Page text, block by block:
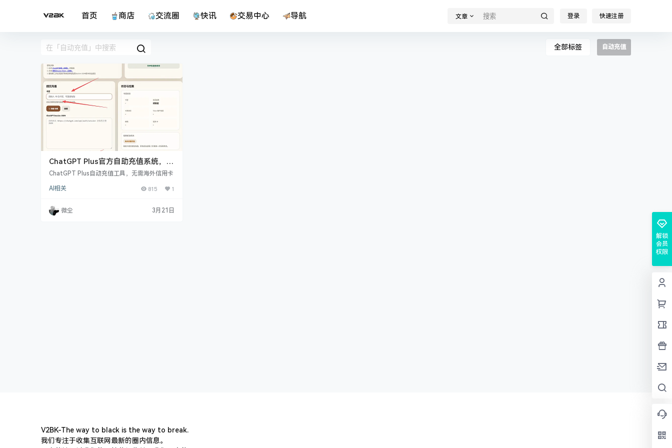
首页 商店 交流圈 快讯 交易中心 导航 文章 登录 快速注册
全部标签 自动充值
ChatGPT Plus官方自助充值系统，无
需海外支付方式，国内就能买
ChatGPT Plus自动充值工具，无需海外信用卡
AI相关 815 1
微尘 3月21日
解锁
会员
权限
V2BK-The way to black is the way to break.
我们专注于收集互联网最新的圈内信息。